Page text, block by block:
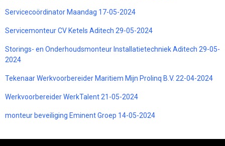
Servicecoördinator Maandag 17-05-2024
Servicemonteur CV Ketels Aditech 29-05-2024
Storings- en Onderhoudsmonteur Installatietechniek Aditech 29-05-
2024
Tekenaar Werkvoorbereider Maritiem Mijn Prolinq B.V. 22-04-2024
Werkvoorbereider WerkTalent 21-05-2024
monteur beveiliging Eminent Groep 14-05-2024